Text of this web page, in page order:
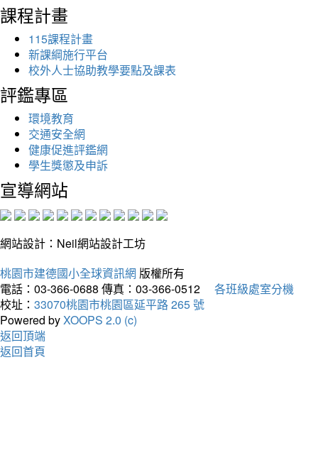
課程計畫
115課程計畫
新課綱施行平台
校外人士協助教學要點及課表
評鑑專區
環境教育
交通安全網
健康促進評鑑網
學生獎懲及申訴
宣導網站
網站設計：Neil網站設計工坊
桃園市建德國小全球資訊網 版權所有
電話：03-366-0688 傳真：03-366-0512
各班級處室分機
校址： 33070桃園市桃園區延平路 265 號
Powered byXOOPS 2.0 (c)
返回頂端
返回首頁